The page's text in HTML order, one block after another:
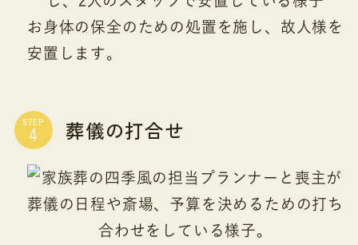
お身体の保全のための処置を施し、故人様を
安置します。
STEP 葬儀の打合せ